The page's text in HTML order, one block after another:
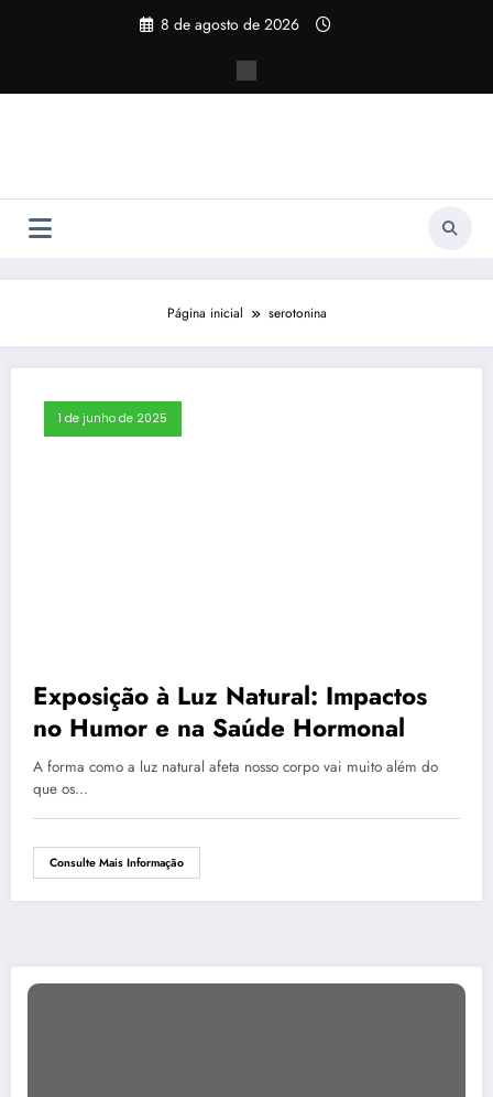
8 de agosto de 2026
Página inicial serotonina
1 de junho de 2025
Exposição à Luz Natural: Impactos
no Humor e na Saúde Hormonal
A forma como a luz natural afeta nosso corpo vai muito além do
que os…
Consulte Mais Informação